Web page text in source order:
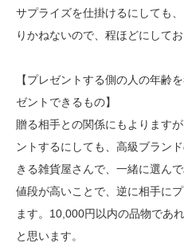
サプライズを仕掛けるにしても
りかねないので、程ほどにしてお
【プレゼントする側の人の年齢
ゼントできるもの】
贈る相手との関係にもよります
ントするにしても、高級ブラン
きる雑貨屋さんで、一緒に選ん
値段が高いことで、逆に相手に
ます。10,000円以内の品物であ
と思います。